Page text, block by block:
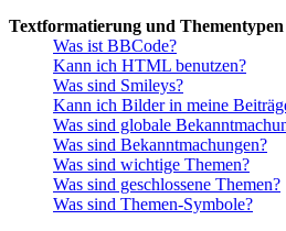
Textformatierung und Thementypen
Was ist BBCode?
Kann ich HTML benutzen?
Was sind Smileys?
Kann ich Bilder in meine
Was sind globale
Was sind Bekanntmachungen?
Was sind wichtige Themen?
Was sind geschlossene Themen?
Was sind Themen-Symbole?